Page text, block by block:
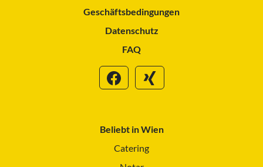
Geschäftsbedingungen
Datenschutz
FAQ
Beliebt in Wien
Catering